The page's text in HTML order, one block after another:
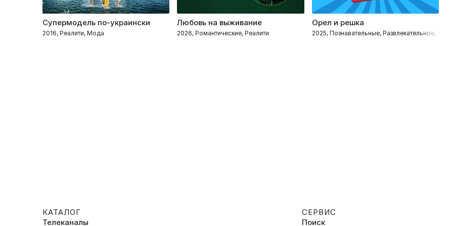
Супермодель по-украински
2016, Реалити, Мода
Любовь на выживание
2026, Романтические, Реалити
Орел и решка
2025, Познавательные, Развлекательное,
КАТАЛОГ
Телеканалы
СЕРВИС
Поиск